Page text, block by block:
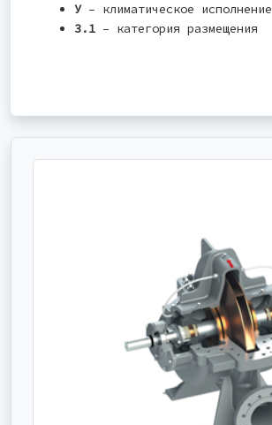
У– климатическое исполнение
3.1 – категория размещения